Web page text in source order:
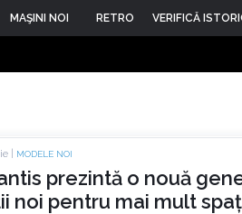
MAŞINI NOI RETRO VERIFICĂ
| MODELE NOI
prezintă o nouă
noi pentru mai mult